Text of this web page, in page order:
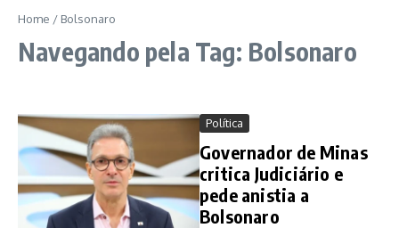
Home / Bolsonaro
Navegando pela Tag: Bolsonaro
Política
Governador de Minas
critica Judiciário e
pede anistia a
Bolsonaro